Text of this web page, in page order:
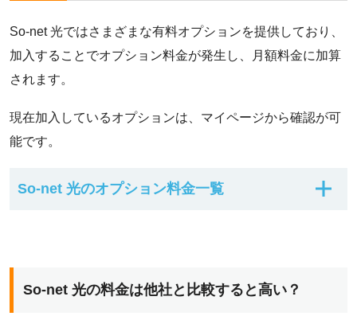
So-net 光ではさまざまな有料オプションを提供しており、
加入することでオプション料金が発生し、月額料金に加算
されます。
現在加入しているオプションは、マイページから確認が可
能です。
So-net 光のオプション料金一覧
So-net 光の料金は他社と比較すると高い？